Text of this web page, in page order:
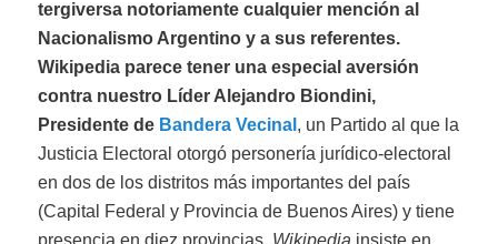
tergiversa notoriamente cualquier mención al
Nacionalismo Argentino y a sus referentes.
Wikipedia parece tener una especial aversión
contra nuestro Líder Alejandro Biondini,
Presidente de Bandera Vecinal , un Partido al que la
Justicia Electoral otorgó personería jurídico-electoral
en dos de los distritos más importantes del país
(Capital Federal y Provincia de Buenos Aires) y tiene
presencia en diez provincias. Wikipedia insiste en